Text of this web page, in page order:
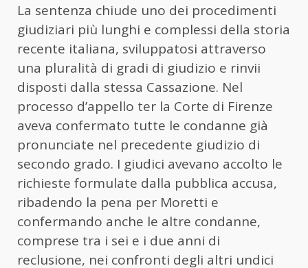
La sentenza chiude uno dei procedimenti
giudiziari più lunghi e complessi della storia
recente italiana, sviluppatosi attraverso
una pluralità di gradi di giudizio e rinvii
disposti dalla stessa Cassazione. Nel
processo d’appello ter la Corte di Firenze
aveva confermato tutte le condanne già
pronunciate nel precedente giudizio di
secondo grado. I giudici avevano accolto le
richieste formulate dalla pubblica accusa,
ribadendo la pena per Moretti e
confermando anche le altre condanne,
comprese tra i sei e i due anni di
reclusione, nei confronti degli altri undici